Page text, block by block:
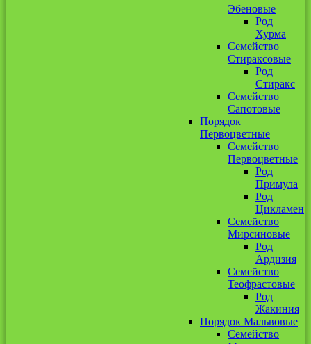
Эбеновые
Род
Хурма
Семейство
Стираксовые
Род
Стиракс
Семейство
Сапотовые
Порядок
Первоцветные
Семейство
Первоцветные
Род
Примула
Род
Цикламен
Семейство
Мирсиновые
Род
Ардизия
Семейство
Теофрастовые
Род
Жакиния
Порядок Мальвовые
Семейство